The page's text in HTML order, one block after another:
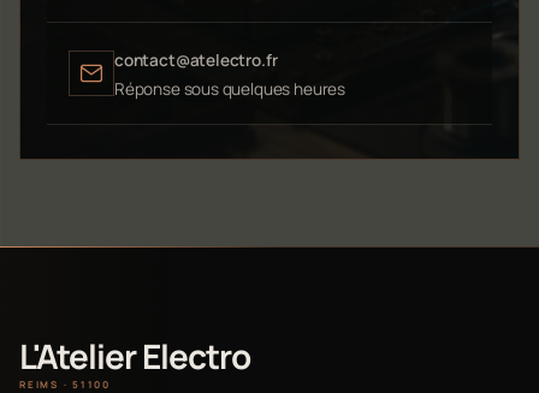
contact@atelectro.fr
Réponse sous quelques heures
L'Atelier Electro
REIMS · 51100